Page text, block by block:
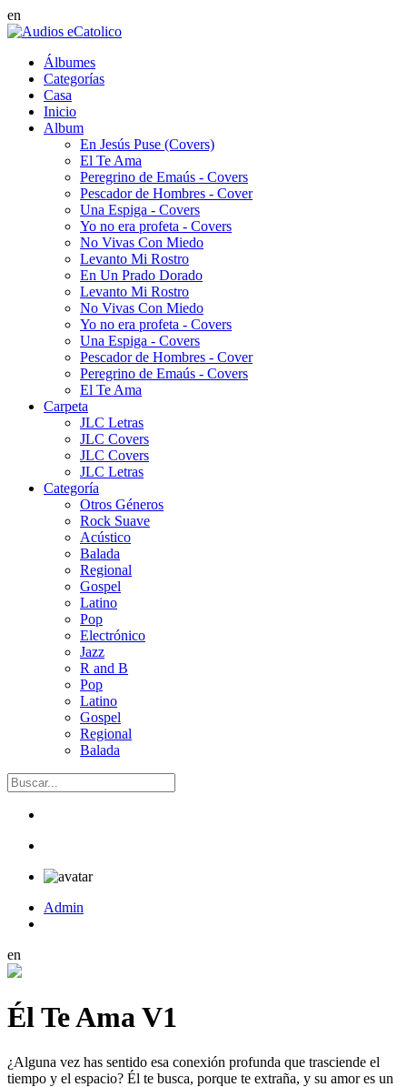
en
Álbumes
Categorías
Casa
Inicio
Album
En Jesús Puse (Covers)
El Te Ama
Peregrino de Emaús - Covers
Pescador de Hombres - Cover
Una Espiga - Covers
Yo no era profeta - Covers
No Vivas Con Miedo
Levanto Mi Rostro
En Un Prado Dorado
Levanto Mi Rostro
No Vivas Con Miedo
Yo no era profeta - Covers
Una Espiga - Covers
Pescador de Hombres - Cover
Peregrino de Emaús - Covers
El Te Ama
Carpeta
JLC Letras
JLC Covers
JLC Covers
JLC Letras
Categoría
Otros Géneros
Rock Suave
Acústico
Balada
Regional
Gospel
Latino
Pop
Electrónico
Jazz
R and B
Pop
Latino
Gospel
Regional
Balada
Admin
en
Él Te Ama V1
¿Alguna vez has sentido esa conexión profunda que trasciende el
tiempo y el espacio? Él te busca, porque te extraña, y su amor es un